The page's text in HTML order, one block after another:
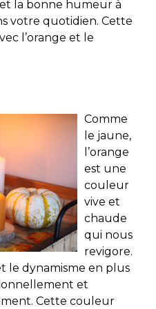
la bonne humeur à
votre quotidien. Cette
l’orange et le
Comme
le jaune,
l’orange
est une
couleur
vive et
chaude
qui nous
revigore.
le dynamisme en plus
et
Cette couleur